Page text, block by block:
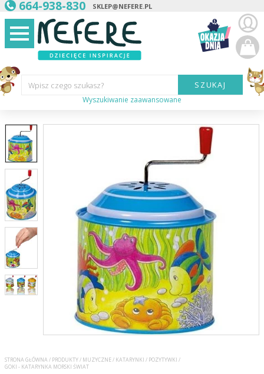
664-938-830 SKLEP@NEFERE.PL
Wpisz czego szukasz?
Płeć dziecka:
Cena od:
SZUKAJ
Wyszukiwanie zaawansowane
STRONA GŁÓWNA/ PRODUKTY/ MUZYCZNE/ KATARYNKI / POZYTYWKI /
GOKI - KATARYNKA MORSKI ŚWIAT